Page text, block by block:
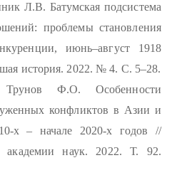
Л.В. Батумская подсистема
проблемы становления
июнь–август 1918
история. 2022. № 4. С. 5–28.
Ф.О. Особенности
конфликтов в Азии и
х – начале 2020-х годов //
академии наук. 2022. Т. 92.